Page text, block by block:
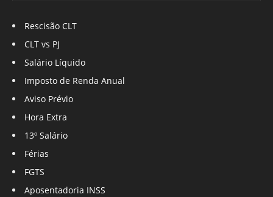
Rescisão CLT
CLT vs PJ
Salário Líquido
Imposto de Renda Anual
Aviso Prévio
Hora Extra
13º Salário
Férias
FGTS
Aposentadoria INSS